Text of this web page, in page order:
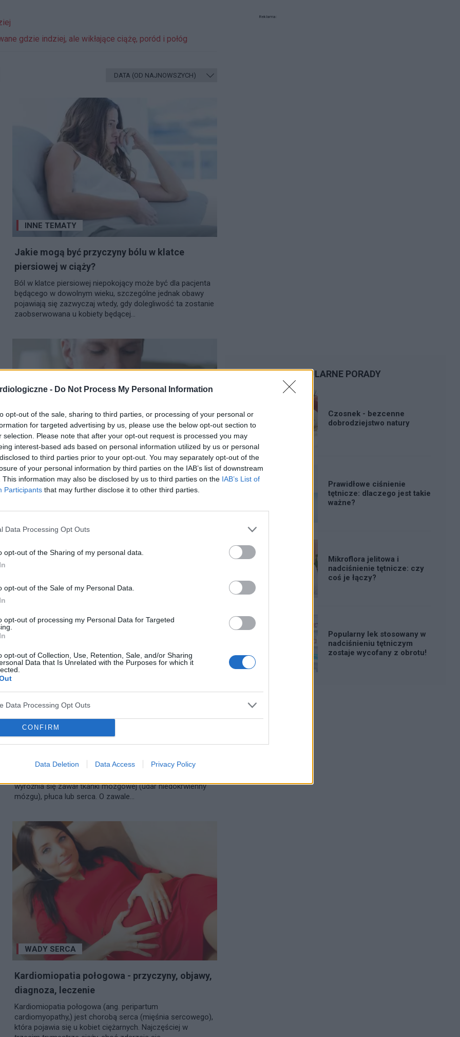
- Do Not Process My Personal Information
opt-out of the sale, sharing to third parties, or processing of your personal or
for targeted advertising by us, please use the below opt-out section to
selection. Please note that after your opt-out request is processed you may
interest-based ads based on personal information utilized by us or personal
to third parties prior to your opt-out. You may separately opt-out of the
of your personal information by third parties on the IAB’s list of downstream
This information may also be disclosed by us to third parties on the IAB’s List of
Participants that may further disclose it to other third parties.
Data Processing Opt Outs
opt-out of the Sharing of my personal data.
opt-out of the Sale of my Personal Data.
opt-out of processing my Personal Data for Targeted
opt-out of Collection, Use, Retention, Sale, and/or Sharing
Data that Is Unrelated with the Purposes for which it
Data Processing Opt Outs
CONFIRM
Data Deletion Data Access Privacy Policy
gdzie indziej, ale wikłające ciążę, poród i połóg
INNE TEMATY
Jakie mogą być przyczyny bólu w klatce
piersiowej w ciąży?
Ból w klatce piersiowej niepokojący może być dla pacjenta
będącego w dowolnym wieku, szczególne jednak obawy
pojawiają się zazwyczaj wtedy, gdy dolegliwość ta zostanie
zaobserwowana u kobiety będącej...
INNE TEMATY
Rodzaje cukrzycy, czyli dlaczego choroba ta
W Polsce, według statystyk, na cukrzycę może cierpieć
nawet więcej niż 3 miliony osób. Nie wszyscy jednak chorzy
bowiem kilka rodzajów cukrzycy....
CHOROBA WIEŃCOWA
Zawał serca - przyczyny, objawy, diagnoza,
Zawał oznacza martwicę narządu lub tkanki wywołaną
wyróżnia się zawał tkanki mózgowej (udar niedokrwienny
mózgu), płuca lub serca. O zawale...
WADY SERCA
Kardiomiopatia połogowa - przyczyny, objawy,
diagnoza, leczenie
Kardiomiopatia połogowa (ang. peripartum
cardiomyopathy,) jest chorobą serca (mięśnia sercowego),
która pojawia się u kobiet ciężarnych. Najczęściej w
Reklama:
POPULARNE PORADY
Czosnek - bezcenne
dobrodziejstwo natury
Prawidłowe ciśnienie
tętnicze: dlaczego jest takie
ważne?
Mikroflora jelitowa i
nadciśnienie tętnicze: czy
coś je łączy?
Popularny lek stosowany w
nadciśnieniu tętniczym
zostaje wycofany z obrotu!